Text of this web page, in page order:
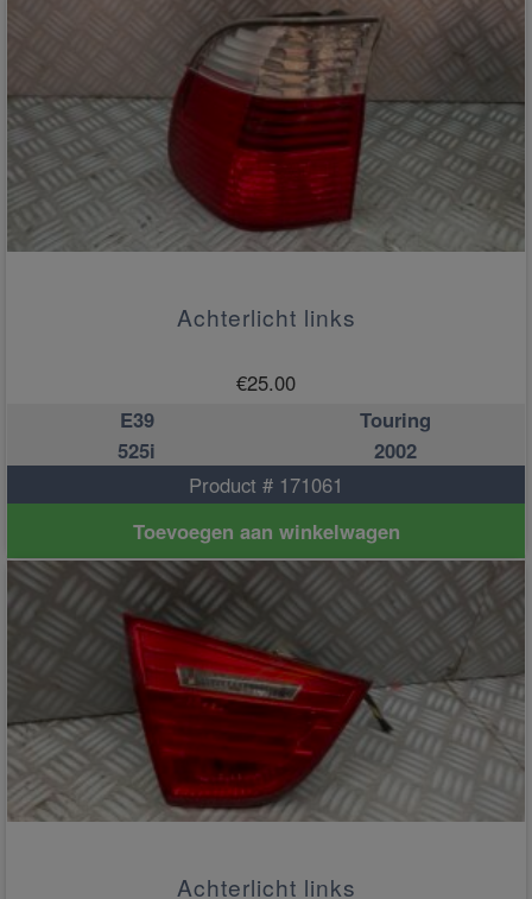
Achterlicht links
€25.00
E39
Touring
525i
2002
Product # 171061
Toevoegen aan winkelwagen
Achterlicht links